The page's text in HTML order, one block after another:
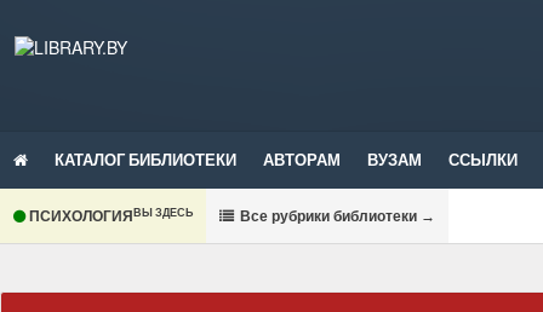
КАТАЛОГ БИБЛИОТЕКИ АВТОРАМ ВУЗАМ ССЫЛКИ
ПСИХОЛОГИЯВЫ ЗДЕСЬ Все рубрики библиотеки →